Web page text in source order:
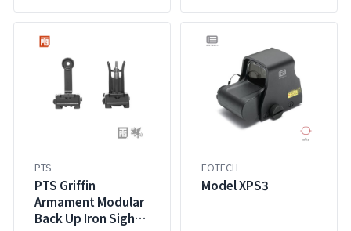
PTS
PTS Griffin
Armament Modular
Back Up Iron Sight
EOTECH
Model XPS3